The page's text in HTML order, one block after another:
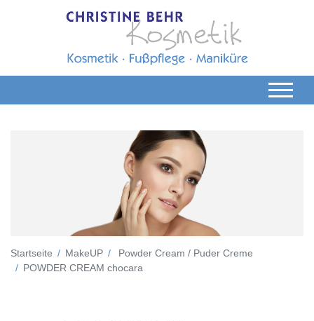
Startseite MakeUP
Powder Cream / Puder Creme
POWDER CREAM chocara